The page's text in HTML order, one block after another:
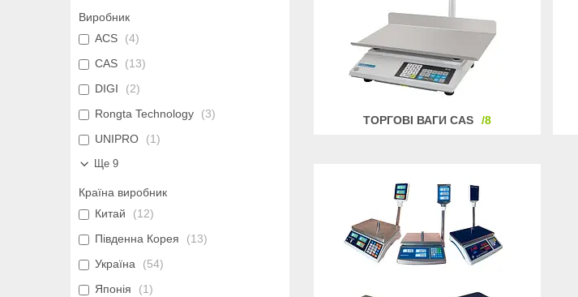
ТОРГОВІ ВАГИ CAS 8
Виробник
ACS
4
CAS
13
DIGI
2
Rongta Technology
3
UNIPRO
1
Ще 9
Країна виробник
Китай
12
Південна Корея
13
Україна
54
Японія
1